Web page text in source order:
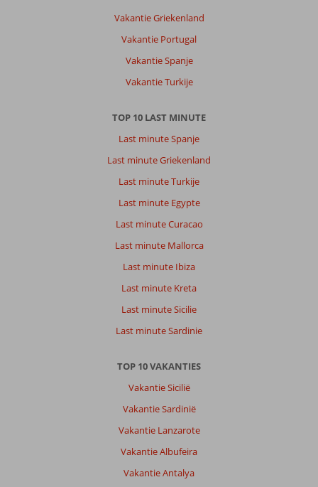
Vakantie Griekenland
Vakantie Portugal
Vakantie Spanje
Vakantie Turkije
TOP 10 LAST MINUTE
Last minute Spanje
Last minute Griekenland
Last minute Turkije
Last minute Egypte
Last minute Curacao
Last minute Mallorca
Last minute Ibiza
Last minute Kreta
Last minute Sicilie
Last minute Sardinie
TOP 10 VAKANTIES
Vakantie Sicilië
Vakantie Sardinië
Vakantie Lanzarote
Vakantie Albufeira
Vakantie Antalya